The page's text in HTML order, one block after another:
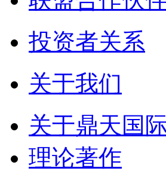
投资者关系
关于我们
关于鼎天国
理论著作